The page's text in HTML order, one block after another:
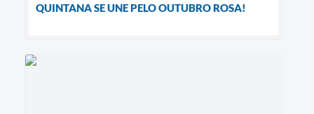
QUINTANA SE UNE PELO OUTUBRO ROSA!